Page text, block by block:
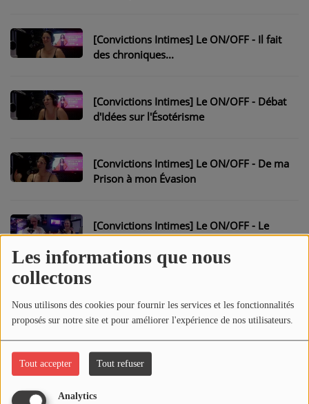
Les informations que nous
collectons
Nous utilisons des cookies pour fournir les services et les fonctionnalités
proposés sur notre site et pour améliorer l'expérience de nos utilisateurs.
Tout accepter Tout refuser
Analytics
L'ŒIL DE L'OIE | PRÉSENTATION
VIDÉOS | JEUX
PARTENAIRES
[Convictions Intimes] Le ON/OFF - Il fait
des chroniques...
[Convictions Intimes] Le ON/OFF - Débat
d'Idées sur l'Ésotérisme
[Convictions Intimes] Le ON/OFF - De ma
Prison à mon Évasion
[Convictions Intimes] Le ON/OFF - Le
Meilleur du OFF
Tac : Que Savez-Vous de L'Équipe ?
[Convictions Intimes] Le ON/OFF - La
Surprise de Nadège